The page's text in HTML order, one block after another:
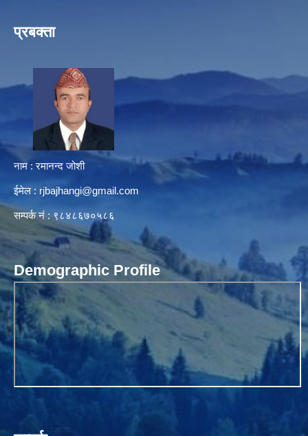
प्रबक्ता
नाम : रमानन्द जोशी
ईमेल : rjbajhangi@gmail.com
सम्पर्क नं : ९८४८६७०५८६
Demographic Profile